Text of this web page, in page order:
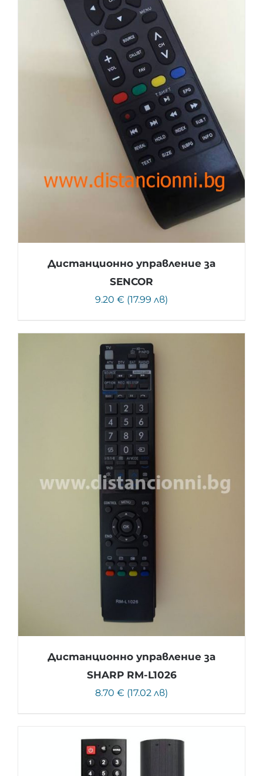
Дистанционно управление за
SENCOR
9.20 € (17.99 лв)
Дистанционно управление за
SHARP RM-L1026
8.70 € (17.02 лв)